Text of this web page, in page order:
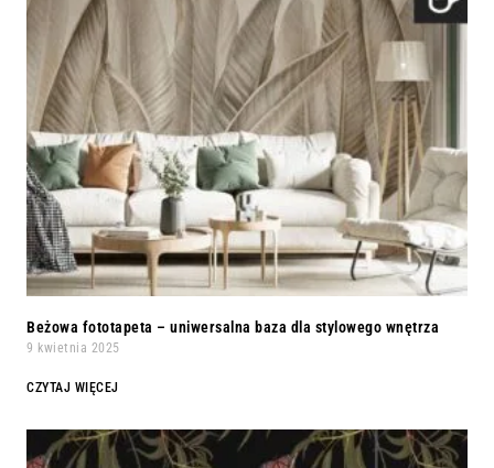
Beżowa fototapeta – uniwersalna baza dla stylowego wnętrza
9 kwietnia 2025
CZYTAJ WIĘCEJ